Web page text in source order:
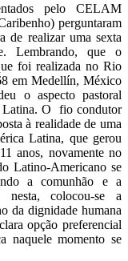
pelo CELAM
perguntaram
de realizar uma sexta
Lembrando, que o
foi realizada no Rio
em Medellín, México
o aspecto pastoral
Latina. O fio condutor
à realidade de uma
Latina, que gerou
anos, novamente no
Latino-Americano se
a comunhão e a
colocou-se a
da dignidade humana
opção preferencial
naquele momento se